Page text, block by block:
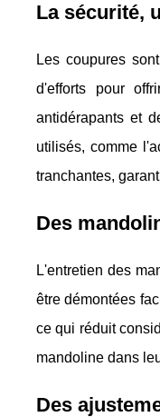
La sécurité,
Les coupures
d'efforts pour
antidérapants et
utilisés, comme
tranchantes,
Des
L'entretien des
être démontées
ce qui réduit
mandoline dans
Des